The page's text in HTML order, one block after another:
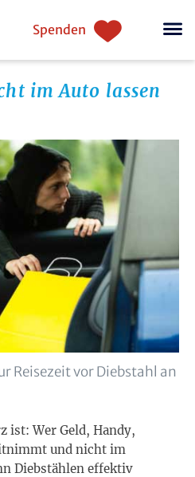
Spenden
im Auto lassen
Reisezeit vor Diebstahl an
ist: Wer Geld, Handy,
und nicht im
Diebstählen effektiv